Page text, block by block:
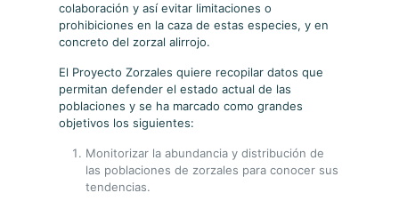
colaboración y así evitar limitaciones o
prohibiciones en la caza de estas especies, y en
concreto del zorzal alirrojo.
El Proyecto Zorzales quiere recopilar datos que
permitan defender el estado actual de las
poblaciones y se ha marcado como grandes
objetivos los siguientes:
Monitorizar la abundancia y distribución de
las poblaciones de zorzales para conocer sus
tendencias.